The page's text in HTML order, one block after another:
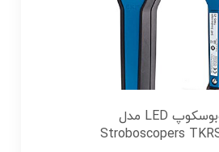
استروبوسکوپ LED مدل
Stroboscopers